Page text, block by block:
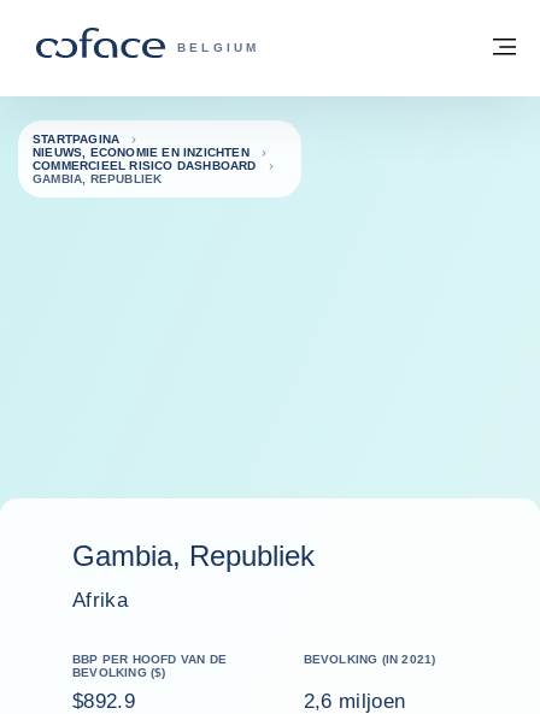
COFACE, FOR TRADE - GROEP
BELGIUM
Terug naar startpagina
STARTPAGINA
NIEUWS, ECONOMIE EN INZICHTEN
COMMERCIEEL RISICO DASHBOARD
GAMBIA, REPUBLIEK
Gambia, Republiek
Afrika
BBP PER HOOFD VAN DE
BEVOLKING ($)
$892.9
BEVOLKING (IN 2021)
2,6 miljoen